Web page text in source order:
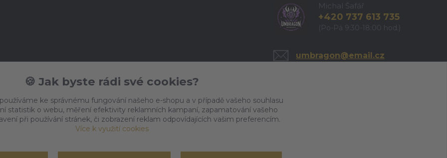
Michal Šafář
+420 737 613 735
(Po-Pá 9:30-18:00 hod.)
umbragon@email.cz
🍪 Jak byste rádi své cookies?
ke správnému fungování našeho e-shopu a v případě vašeho souhlasu
statistik o webu, měření efektivity reklamních kampaní, zapamatování vašeho
při používání stránek, či zobrazení reklam odpovídajících vašim preferencím.
Více k využití cookies